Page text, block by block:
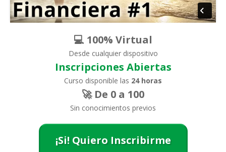
💻 100% Virtual
Desde cualquier dispositivo
Inscripciones Abiertas
Curso disponible las 24 horas
🚀 De 0 a 100
Sin conocimientos previos
¡Si! Quiero Inscribirme